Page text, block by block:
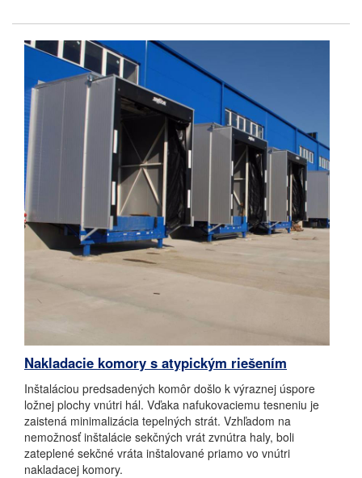
Nakladacie komory s atypickým riešením
Inštaláciou predsadených komôr došlo k výraznej úspore
ložnej plochy vnútri hál. Vďaka nafukovaciemu tesneniu je
zaistená minimalizácia tepelných strát. Vzhľadom na
nemožnosť inštalácie sekčných vrát zvnútra haly, boli
zateplené sekčné vráta inštalované priamo vo vnútri
nakladacej komory.